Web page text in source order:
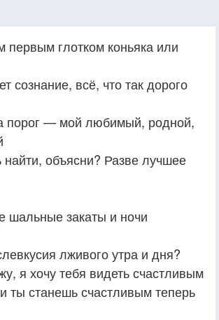
глотком коньяка или
сознание, всё, что так дорого
порог — мой любимый, родной,
объясни? Разве лучшее
шальные закаты и ночи
лживого утра и дня?
я хочу тебя видеть счастливым
ты станешь счастливым теперь